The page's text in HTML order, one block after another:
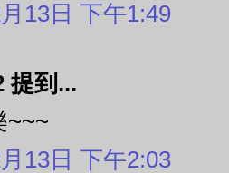
13日 下午1:49
提到...
~~~
13日 下午2:03